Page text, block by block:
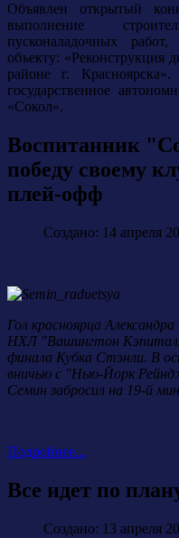
Объявлен открытый
выполнение
пусконаладочных
объекту: «Реконструкция
районе г.
государственное
«Сокол».
Воспитанник
победу своему
плей-офф
Создано: 14 апреля
Гол красноярца
НХЛ "Вашингтон
финала Кубка Стэнли. В
вничью с "Нью-Йорк
Семин забросил на 19-й
Подробнее...
Все идет по
Создано: 13 апреля